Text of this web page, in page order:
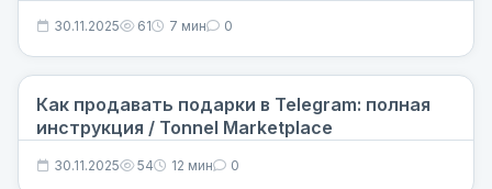
30.11.2025 61 7 мин 0
Как продавать подарки в Telegram: полная
инструкция / Tonnel Marketplace
30.11.2025 54 12 мин 0